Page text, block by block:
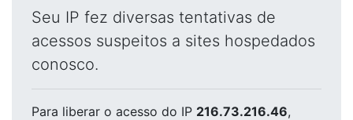
Seu IP fez diversas tentativas de
acessos suspeitos a sites hospedados
conosco.
Para liberar o acesso do IP 216.73.216.46,